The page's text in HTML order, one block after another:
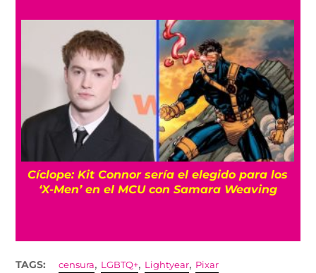
Cíclope: Kit Connor sería el elegido para los
‘X-Men’ en el MCU con Samara Weaving
TAGS: censura, LGBTQ+, Lightyear, Pixar